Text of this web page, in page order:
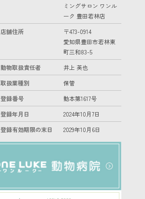
ミングサロン ワンル
ーク 豊田若林店
店舗住所
〒473-0914
愛知県豊田市若林東
町三和83-5
動物取扱責任者
井上 英也
取扱業種別
保管
登録番号
動本第1617号
登録年月日
2024年10月7日
登録有効期限の末日
2029年10月6日